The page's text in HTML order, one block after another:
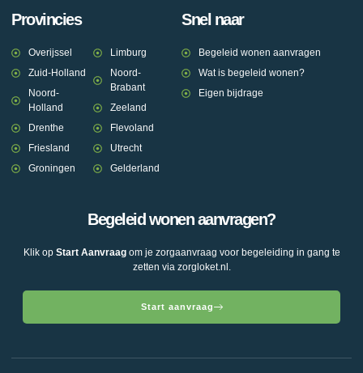
Provincies
Overijssel
Zuid-Holland
Noord-
Holland
Drenthe
Friesland
Groningen
Limburg
Noord-
Brabant
Zeeland
Flevoland
Utrecht
Gelderland
Snel naar
Begeleid wonen aanvragen
Wat is begeleid wonen?
Eigen bijdrage
Begeleid wonen aanvragen?
Klik op Start Aanvraagom je zorgaanvraag voor begeleiding in gang te
zetten via zorgloket.nl.
Start aanvraag